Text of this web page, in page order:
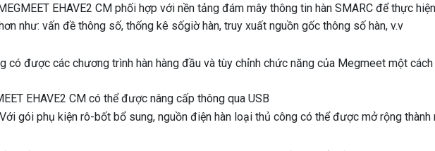
EHAVE2 CM phối hợp với nền tảng đám mây thông tin hàn SMARC để thực
như: vấn đề thông số, thống kê sốgiờ hàn, truy xuất nguồn gốc thông số hàn, v.v
có được các chương trình hàn hàng đầu và tùy chỉnh chức năng của Megmeet một cách
EHAVE2 CM có thể được nâng cấp thông qua USB
gói phụ kiện rô-bốt bổ sung, nguồn điện hàn loại thủ công có thể được mở rộng thành